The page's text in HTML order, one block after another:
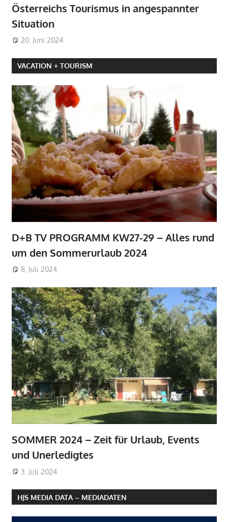
Österreichs Tourismus in angespannter
Situation
20. Juni 2024
VACATION + TOURISM
D+B TV PROGRAMM KW27-29 – Alles rund
um den Sommerurlaub 2024
8. Juli 2024
SOMMER 2024 – Zeit für Urlaub, Events
und Unerledigtes
3. Juli 2024
HJS MEDIA DATA – MEDIADATEN